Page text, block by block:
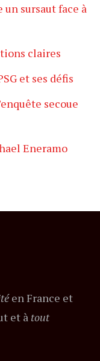
sursaut face à
claires
et ses défis
secoue
Eneramo
en France et
et à tout